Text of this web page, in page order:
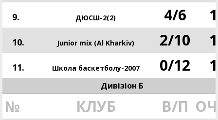
9. ДЮСШ-2(2) 4/6
10. Junior mix (Al Kharkiv) 2/10
11. Школа баскетболу-2007 0/12
Дивізіон Б
№ КЛУБ В/П